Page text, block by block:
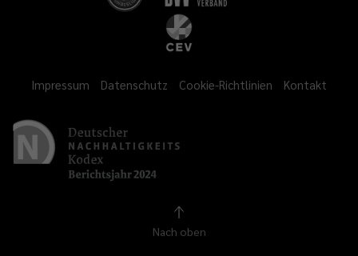
Impressum Datenschutz Cookie-Richtlinien Kontakt
Nach oben